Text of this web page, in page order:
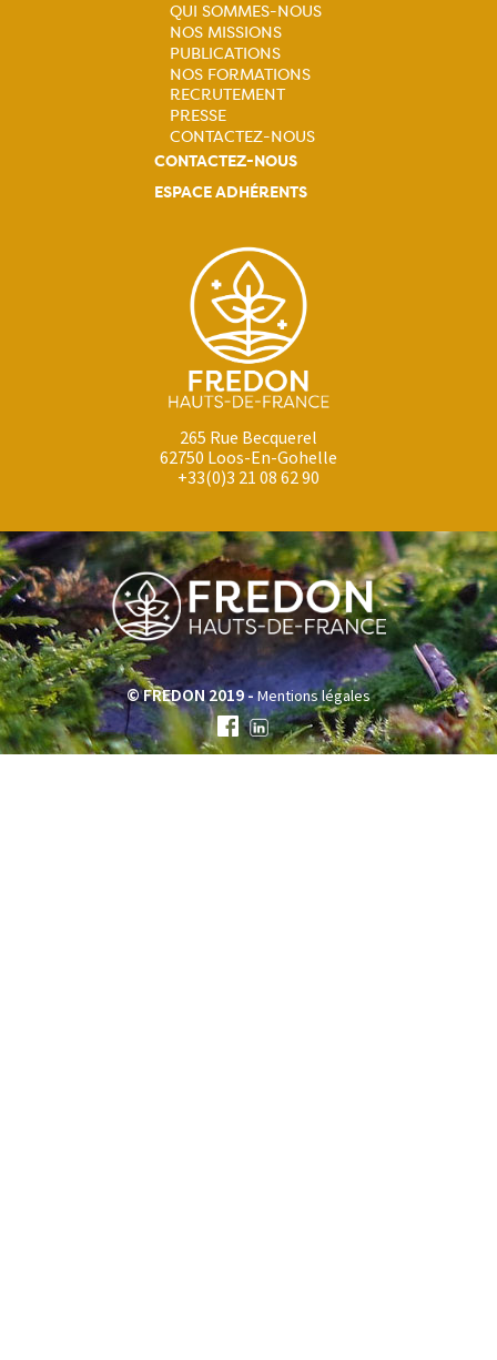
Navigation
principale
QUI SOMMES-NOUS
NOS MISSIONS
PUBLICATIONS
NOS FORMATIONS
RECRUTEMENT
PRESSE
CONTACTEZ-NOUS
CONTACTEZ-NOUS
ESPACE ADHÉRENTS
265 Rue Becquerel
62750 Loos-En-Gohelle
+33(0)3 21 08 62 90
© FREDON 2019 -Mentions légales